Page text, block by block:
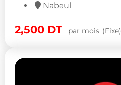
Nabeul
2,500 DT par mois (Fixe)